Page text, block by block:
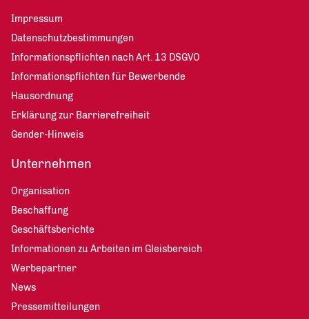
Impressum
Datenschutzbestimmungen
Informationspflichten nach Art. 13 DSGVO
Informationspflichten für Bewerbende
Hausordnung
Erklärung zur Barrierefreiheit
Gender-Hinweis
Unternehmen
Organisation
Beschaffung
Geschäftsberichte
Informationen zu Arbeiten im Gleisbereich
Werbepartner
News
Pressemitteilungen